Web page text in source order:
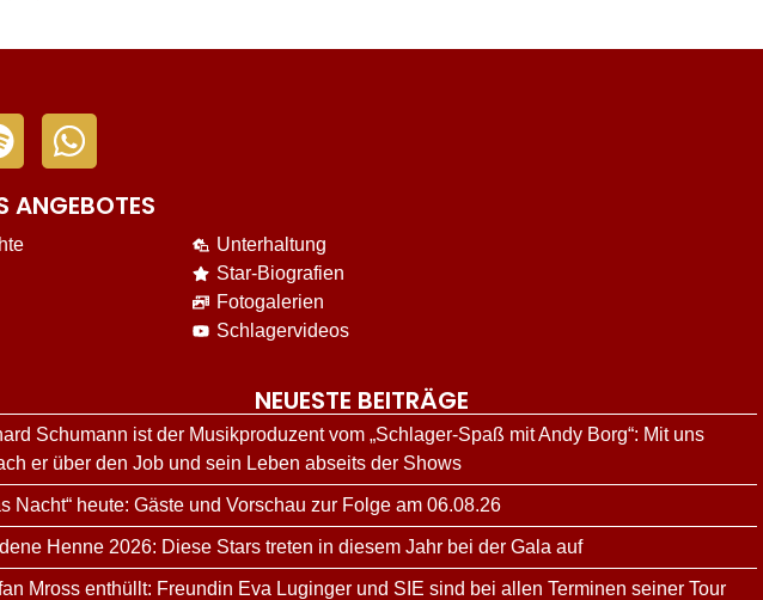
ANGEBOTES
Unterhaltung
Star-Biografien
Fotogalerien
Schlagervideos
NEUESTE BEITRÄGE
Schumann ist der Musikproduzent vom „Schlager-Spaß mit Andy Borg“: Mit uns
er über den Job und sein Leben abseits der Shows
Nacht“ heute: Gäste und Vorschau zur Folge am 06.08.26
Henne 2026: Diese Stars treten in diesem Jahr bei der Gala auf
Mross enthüllt: Freundin Eva Luginger und SIE sind bei allen Terminen seiner Tour